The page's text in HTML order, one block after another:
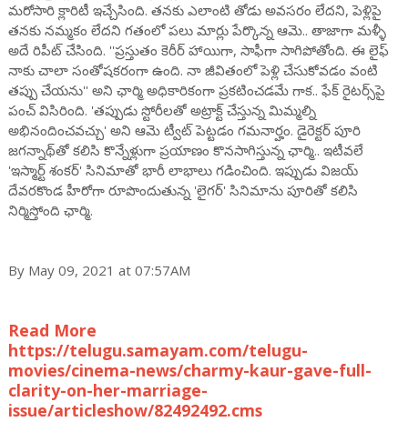
మరోసారి క్లారిటీ ఇచ్చేసింది. తనకు ఎలాంటి తోడు అవసరం లేదని, పెళ్లిపై
తనకు నమ్మకం లేదని గతంలో పలు మార్లు పేర్కొన్న ఆమె.. తాజాగా మళ్ళీ
అదే రిపీట్ చేసింది. ''ప్రస్తుతం కెరీర్ హాయిగా, సాఫీగా సాగిపోతోంది. ఈ లైఫ్
నాకు చాలా సంతోషకరంగా ఉంది. నా జీవితంలో పెళ్లి చేసుకోవడం వంటి
తప్పు చేయను'' అని ఛార్మి అధికారికంగా ప్రకటించడమే గాక.. ఫేక్ రైటర్స్‌పై
పంచ్ విసిరింది. 'తప్పుడు స్టోరీలతో అట్రాక్ట్ చేస్తున్న మిమ్మల్ని
అభినందించవచ్చు' అని ఆమె ట్వీట్ పెట్టడం గమనార్హం. డైరెక్టర్ పూరి
జగన్నాథ్‌తో కలిసి కొన్నేళ్లుగా ప్రయాణం కొనసాగిస్తున్న ఛార్మి.. ఇటీవలే
'ఇస్మార్ట్ శంకర్' సినిమాతో భారీ లాభాలు గడించింది. ఇప్పుడు విజయ్
దేవరకొండ హీరోగా రూపొందుతున్న 'లైగర్' సినిమాను పూరితో కలిసి
నిర్మిస్తోంది ఛార్మి.
By May 09, 2021 at 07:57AM
Read More
https://telugu.samayam.com/telugu-
movies/cinema-news/charmy-kaur-gave-full-
clarity-on-her-marriage-
issue/articleshow/82492492.cms